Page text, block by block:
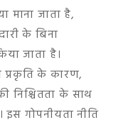
माना जाता है,
के बिना
जाता है।
प्रकृति के कारण,
निश्चितता के साथ
इस गोपनीयता नीति